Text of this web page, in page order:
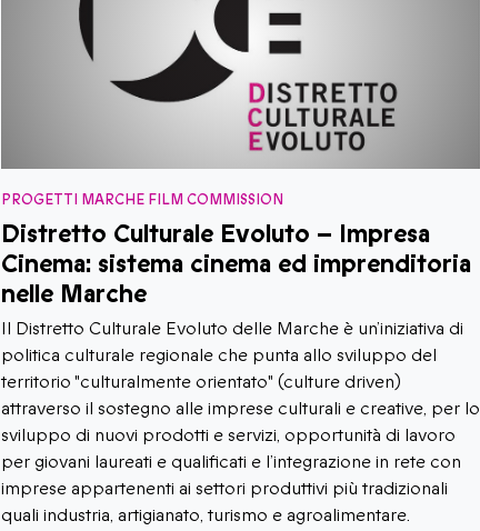
PROGETTI MARCHE FILM COMMISSION
Distretto Culturale Evoluto – Impresa
Cinema: sistema cinema ed imprenditoria
nelle Marche
Il Distretto Culturale Evoluto delle Marche è un’iniziativa di
politica culturale regionale che punta allo sviluppo del
territorio "culturalmente orientato" (culture driven)
attraverso il sostegno alle imprese culturali e creative, per lo
sviluppo di nuovi prodotti e servizi, opportunità di lavoro
per giovani laureati e qualificati e l’integrazione in rete con
imprese appartenenti ai settori produttivi più tradizionali
quali industria, artigianato, turismo e agroalimentare.